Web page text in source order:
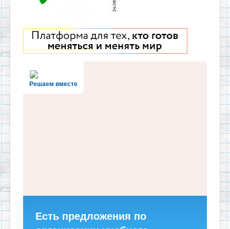
Решаем вместе
Есть предложения по